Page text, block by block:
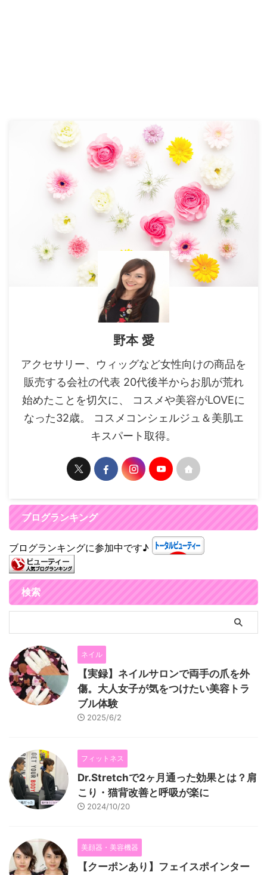
野本 愛
アクセサリー、ウィッグなど女性向けの商品を
販売する会社の代表 20代後半からお肌が荒れ
始めたことを切欠に、 コスメや美容がLOVEに
なった32歳。 コスメコンシェルジュ＆美肌エ
キスパート取得。
ブログランキング
ブログランキングに参加中です♪
検索
ネイル
【実録】ネイルサロンで両手の爪を外
傷。大人女子が気をつけたい美容トラ
ブル体験
2025/6/2
フィットネス
Dr.Stretchで2ヶ月通った効果とは？肩
こり・猫背改善と呼吸が楽に
2024/10/20
美顔器・美容機器
【クーポンあり】フェイスポインター